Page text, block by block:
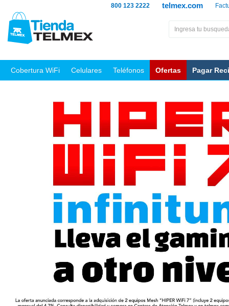
telmex.com
800 123 2222
Cobertura WiFi Celulares Teléfonos Ofertas Pagar